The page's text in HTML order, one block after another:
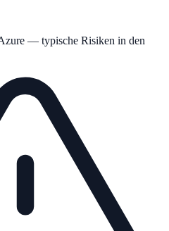
— typische Risiken in den